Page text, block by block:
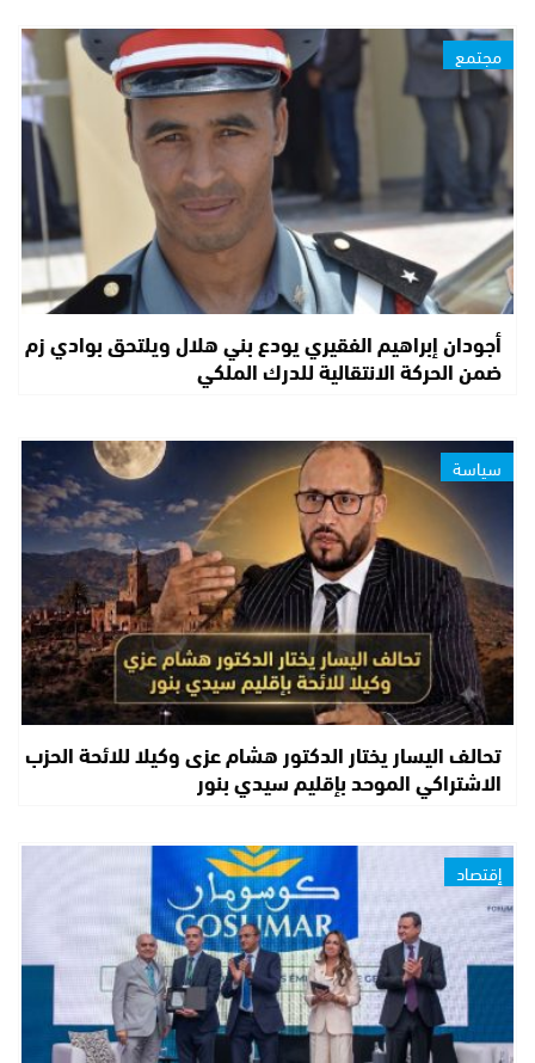
مجتمع
أجودان إبراهيم الفقيري يودع بني هلال ويلتحق بوادي زم
ضمن الحركة الانتقالية للدرك الملكي
سياسة
تحالف اليسار يختار الدكتور هشام عزى وكيلا للائحة الحزب
الاشتراكي الموحد بإقليم سيدي بنور
إقتصاد